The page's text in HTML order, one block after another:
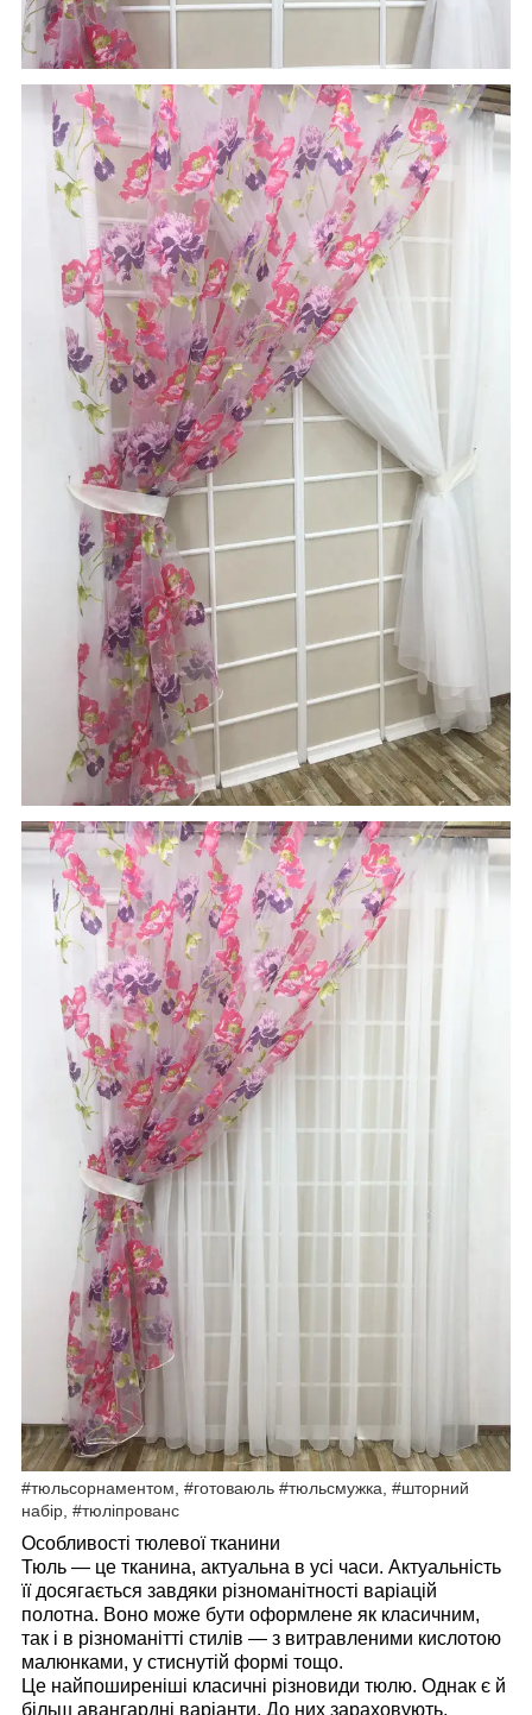
#тюльсорнаментом, #готоваюль #тюльсмужка, #шторний
набір, #тюліпрованс
Особливості тюлевої тканини
Тюль — це тканина, актуальна в усі часи. Актуальність
її досягається завдяки різноманітності варіацій
полотна. Воно може бути оформлене як класичним,
так і в різноманітті стилів — з витравленими кислотою
малюнками, у стиснутій формі тощо.
Це найпоширеніші класичні різновиди тюлю. Однак є й
більш авангардні варіанти. До них зараховують,